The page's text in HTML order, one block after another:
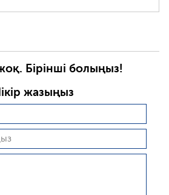
Бірінші болыңыз!
жазыңыз